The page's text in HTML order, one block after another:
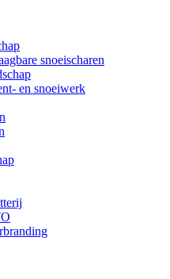
snoeischaren
en snoeiwerk